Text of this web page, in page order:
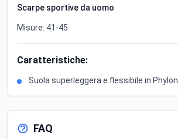
Scarpe sportive da uomo
Misure: 41-45
Caratteristiche:
Suola superleggera e flessibile in Phylon
FAQ